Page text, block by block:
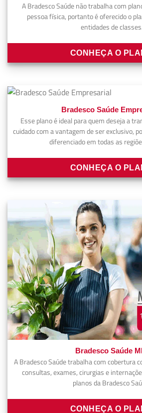
A Bradesco Saúde não trabalha com
pessoa física, portanto é oferecido o
entidades de classes.
CONHEÇA O
Bradesco Saúde
Esse plano é ideal para quem deseja a
cuidado com a vantagem de ser exclusivo,
diferenciado em todas as
CONHEÇA O
Bradesco Saúde
A Bradesco Saúde trabalha com cobertura
consultas, exames, cirurgias e
planos da Bradesco
CONHEÇA O